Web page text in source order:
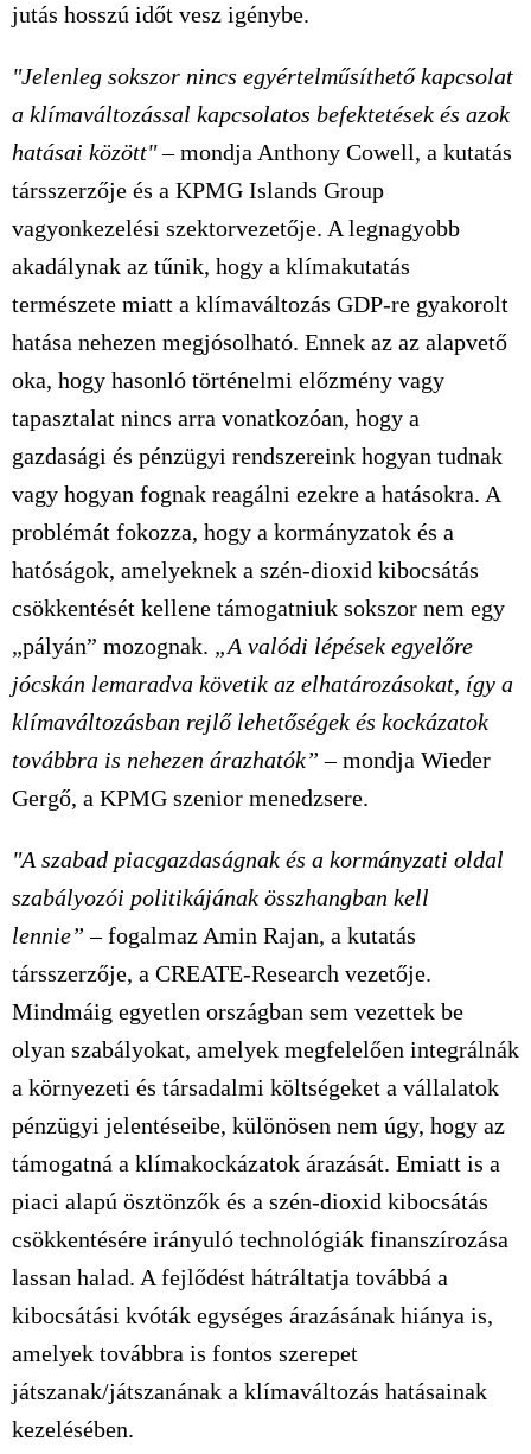
jutás hosszú időt vesz igénybe.
"Jelenleg sokszor nincs egyértelműsíthető kapcsolat
a klímaváltozással kapcsolatos befektetések és azok
hatásai között"– mondja Anthony Cowell, a kutatás
társszerzője és a KPMG Islands Group
vagyonkezelési szektorvezetője. A legnagyobb
akadálynak az tűnik, hogy a klímakutatás
természete miatt a klímaváltozás GDP-re gyakorolt
hatása nehezen megjósolható. Ennek az az alapvető
oka, hogy hasonló történelmi előzmény vagy
tapasztalat nincs arra vonatkozóan, hogy a
gazdasági és pénzügyi rendszereink hogyan tudnak
vagy hogyan fognak reagálni ezekre a hatásokra. A
problémát fokozza, hogy a kormányzatok és a
hatóságok, amelyeknek a szén-dioxid kibocsátás
csökkentését kellene támogatniuk sokszor nem egy
„pályán” mozognak. „A valódi lépések egyelőre
jócskán lemaradva követik az elhatározásokat, így a
klímaváltozásban rejlő lehetőségek és kockázatok
továbbra is nehezen árazhatók” – mondja Wieder
Gergő, a KPMG szenior menedzsere.
"A szabad piacgazdaságnak és a kormányzati oldal
szabályozói politikájának összhangban kell
lennie” – fogalmaz Amin Rajan, a kutatás
társszerzője, a CREATE-Research vezetője.
Mindmáig egyetlen országban sem vezettek be
olyan szabályokat, amelyek megfelelően integrálnák
a környezeti és társadalmi költségeket a vállalatok
pénzügyi jelentéseibe, különösen nem úgy, hogy az
támogatná a klímakockázatok árazását. Emiatt is a
piaci alapú ösztönzők és a szén-dioxid kibocsátás
csökkentésére irányuló technológiák finanszírozása
lassan halad. A fejlődést hátráltatja továbbá a
kibocsátási kvóták egységes árazásának hiánya is,
amelyek továbbra is fontos szerepet
játszanak/játszanának a klímaváltozás hatásainak
kezelésében.